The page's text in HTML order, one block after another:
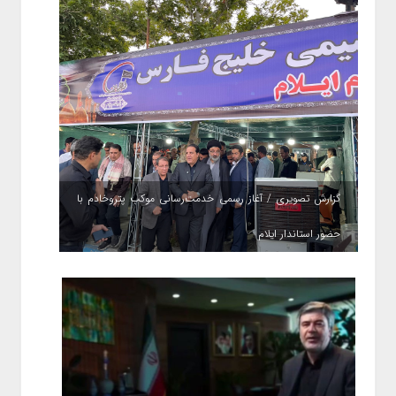
گزارش تصویری / آغاز رسمی خدمت‌رسانی موکب پتروخادم با
حضور استاندار ایلام